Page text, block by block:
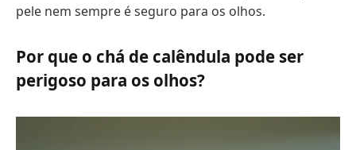
pele nem sempre é seguro para os olhos.
Por que o chá de calêndula pode ser
perigoso para os olhos?